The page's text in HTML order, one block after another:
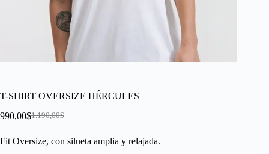
T-SHIRT OVERSIZE HÉRCULES
1.190,00$
990,00$
Fit Oversize, con silueta amplia y relajada.